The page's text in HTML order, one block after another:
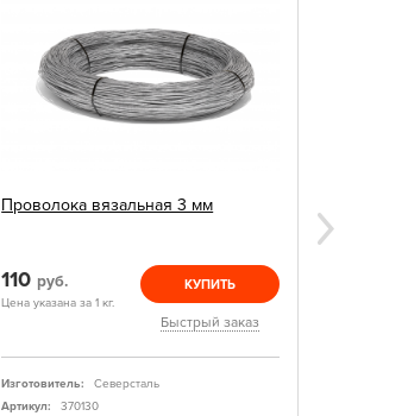
Проволока вязальная 3 мм
110 руб.
Цена указана за 1 кг.
КУПИТЬ
Быстрый заказ
Изготовитель:
Северсталь
Артикул:
370130